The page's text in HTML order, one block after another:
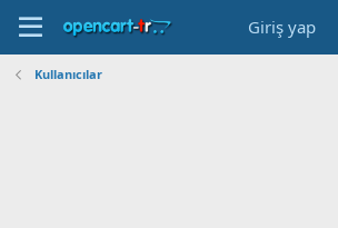
Giriş yap
Kullanıcılar